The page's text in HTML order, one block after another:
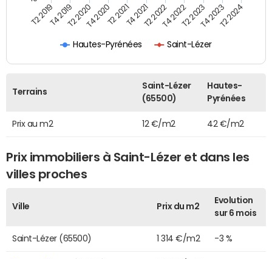
Hautes-Pyrénées Saint-Lézer
T2 2019T4 2019T2 2020T4 2020T2 2021T4 2021T2 2022T4 2022T2 2023T4 2023T2 2024
Terrains
Saint-Lézer
(65500)
Hautes-
Pyrénées
Prix au m2 12 €/m2 42 €/m2
Prix immobiliers à Saint-Lézer et dans les
villes proches
Ville Prix du m2
Evolution
sur 6 mois
Saint-Lézer (65500) 1 314 €/m2 -3 %